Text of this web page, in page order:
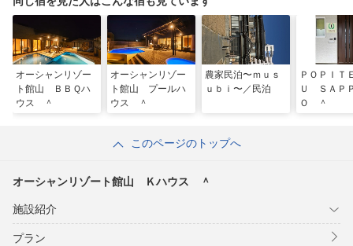
オーシャンリゾー
ト館山 ＢＢＱハ
ウス ＾
オーシャンリゾー
ト館山 プールハ
ウス ＾
農家民泊〜ｍｕｓ
ｕｂｉ〜／民泊
ＰＯＰＩＴ
Ｕ ＳＡＰ
Ｏ ＾
このページのトップへ
オーシャンリゾート館山 Ｋハウス ＾
施設紹介
プラン